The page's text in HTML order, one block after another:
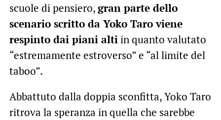
scuole di pensiero,gran parte dello
scenario scritto da Yoko Taro viene
respinto dai piani altiin quanto valutato
“estremamente estroverso” e “al limite del
taboo”.
Abbattuto dalla doppia sconfitta, Yoko Taro
ritrova la speranza in quella che sarebbe